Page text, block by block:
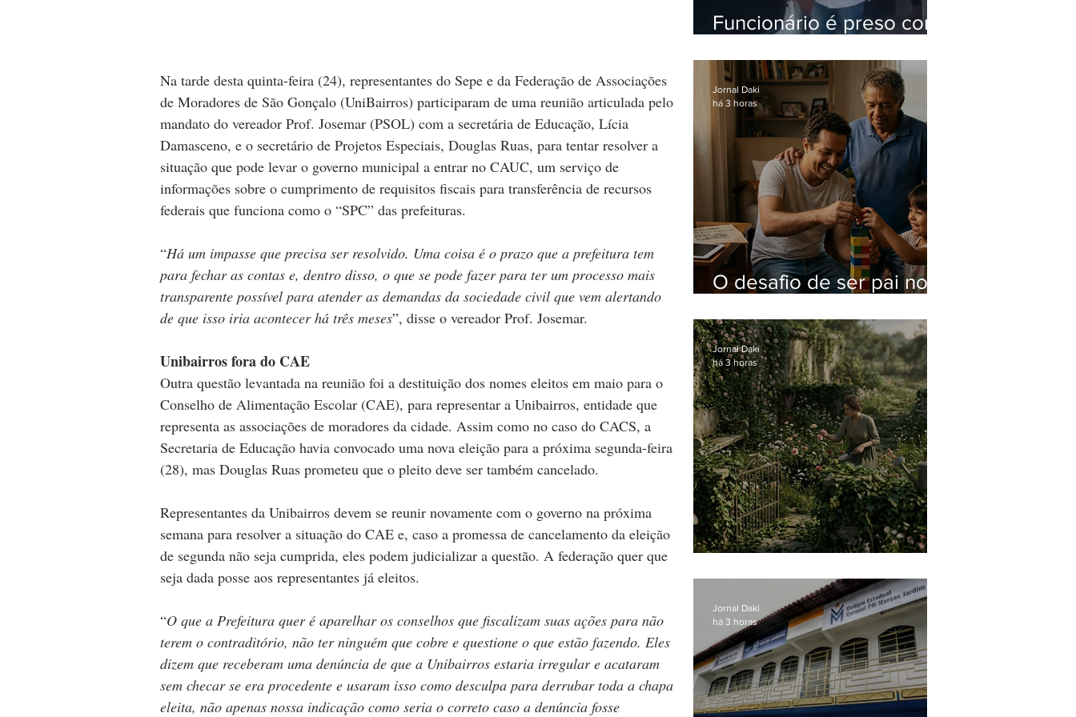
Na tarde desta quinta-feira (24), representantes do Sepe e da Federação de Associações
de Moradores de São Gonçalo (UniBairros) participaram de uma reunião articulada pelo
mandato do vereador Prof. Josemar (PSOL) com a secretária de Educação, Lícia
Damasceno, e o secretário de Projetos Especiais, Douglas Ruas, para tentar resolver a
situação que pode levar o governo municipal a entrar no CAUC, um serviço de
informações sobre o cumprimento de requisitos fiscais para transferência de recursos
federais que funciona como o “SPC” das prefeituras.
“Há um impasse que precisa ser resolvido. Uma coisa é o prazo que a prefeitura tem
para fechar as contas e, dentro disso, o que se pode fazer para ter um processo mais
transparente possível para atender as demandas da sociedade civil que vem alertando
de que isso iria acontecer há três meses”, disse o vereador Prof. Josemar.
Unibairros fora do CAE
Outra questão levantada na reunião foi a destituição dos nomes eleitos em maio para o
Conselho de Alimentação Escolar (CAE), para representar a Unibairros, entidade que
representa as associações de moradores da cidade. Assim como no caso do CACS, a
Secretaria de Educação havia convocado uma nova eleição para a próxima segunda-feira
(28), mas Douglas Ruas prometeu que o pleito deve ser também cancelado.
Representantes da Unibairros devem se reunir novamente com o governo na próxima
semana para resolver a situação do CAE e, caso a promessa de cancelamento da eleição
de segunda não seja cumprida, eles podem judicializar a questão. A federação quer que
seja dada posse aos representantes já eleitos.
“O que a Prefeitura quer é aparelhar os conselhos que fiscalizam suas ações para não
terem o contraditório, não ter ninguém que cobre e questione o que estão fazendo. Eles
dizem que receberam uma denúncia de que a Unibairros estaria irregular e acataram
sem checar se era procedente e usaram isso como desculpa para derrubar toda a chapa
eleita, não apenas nossa indicação como seria o correto caso a denúncia fosse
Funcionário é preso com
do Hospital do Andaraí
O desafio de ser pai no
Jornal Daki
há 3 horas
Jornal Daki
há 3 horas
Jornal Daki
há 3 horas